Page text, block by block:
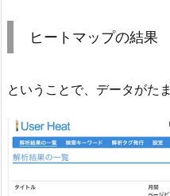
ヒートマップの結果
ということで、データがた